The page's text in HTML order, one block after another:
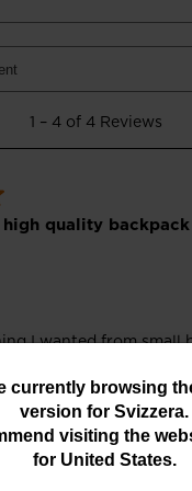
currently browsing
version for Svizzera.
visiting the
for United States.